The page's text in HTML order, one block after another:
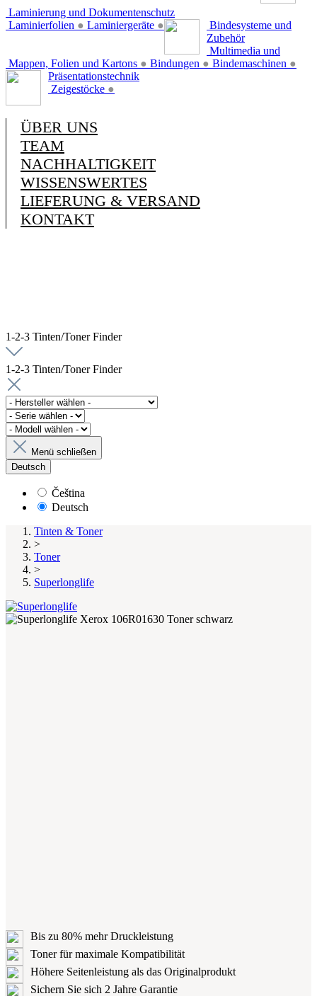
Laminierung und Dokumentenschutz
Laminierfolien ● Laminiergeräte ●
Bindesysteme und
Zubehör
Mappen, Folien und Kartons ● Bindungen ● Bindemaschinen ●
Multimedia und
Präsentationstechnik
Zeigestöcke ●
ÜBER UNS
TEAM
NACHHALTIGKEIT
WISSENSWERTES
LIEFERUNG & VERSAND
KONTAKT
1-2-3 Tinten/Toner Finder
1-2-3 Tinten/Toner Finder
Menü schließen
Deutsch
Čeština
Deutsch
Tinten & Toner
>
Toner
>
Superlonglife
Bis zu 80% mehr Druckleistung
Toner für maximale Kompatibilität
Höhere Seitenleistung als das Originalprodukt
Sichern Sie sich 2 Jahre Garantie